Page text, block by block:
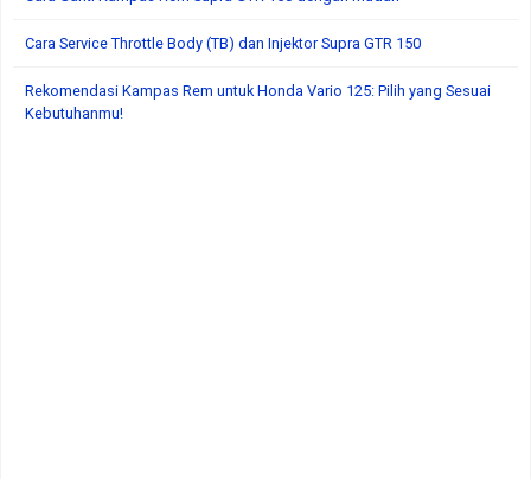
Cara Service Throttle Body (TB) dan Injektor Supra GTR 150
Rekomendasi Kampas Rem untuk Honda Vario 125: Pilih yang Sesuai
Kebutuhanmu!